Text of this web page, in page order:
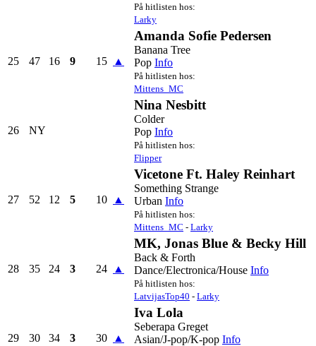
På hitlisten hos:
Larky
25 47 16 9 15 ▲
Amanda Sofie Pedersen
Banana Tree
Pop Info
På hitlisten hos:
Mittens_MC
26 NY
Nina Nesbitt
Colder
Pop Info
På hitlisten hos:
Flipper
27 52 12 5 10 ▲
Vicetone Ft. Haley Reinhart
Something Strange
Urban Info
På hitlisten hos:
Mittens_MC - Larky
28 35 24 3 24 ▲
MK, Jonas Blue & Becky Hill
Back & Forth
Dance/Electronica/House Info
På hitlisten hos:
LatvijasTop40 - Larky
29 30 34 3 30 ▲
Iva Lola
Seberapa Greget
Asian/J-pop/K-pop Info